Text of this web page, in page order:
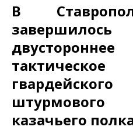
В
штурмового
казачьего